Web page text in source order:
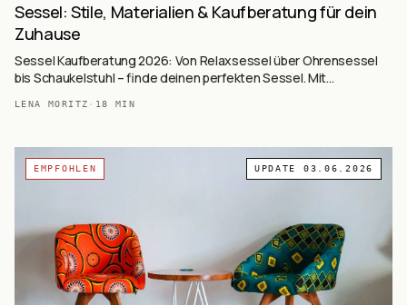
Sessel: Stile, Materialien & Kaufberatung für dein
Zuhause
Sessel Kaufberatung 2026: Von Relaxsessel über Ohrensessel
bis Schaukelstuhl – finde deinen perfekten Sessel. Mit
Raum.
LENA MORITZ · 18 MIN
EMPFOHLEN UPDATE 03.06.2026